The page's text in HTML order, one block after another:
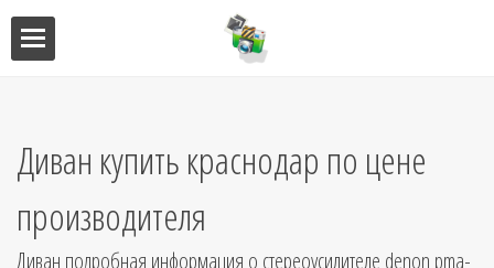
Диван купить краснодар по цене
производителя
Диван подробная информация о стереоусилителе denon pma-